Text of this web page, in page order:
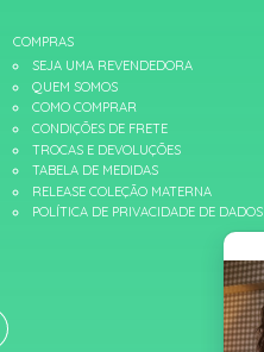
COMPRAS
SEJA UMA REVENDEDORA
QUEM SOMOS
COMO COMPRAR
CONDIÇÕES DE FRETE
TROCAS E DEVOLUÇÕES
TABELA DE MEDIDAS
RELEASE COLEÇÃO MATERNA
POLÍTICA DE PRIVACIDADE DE DADOS